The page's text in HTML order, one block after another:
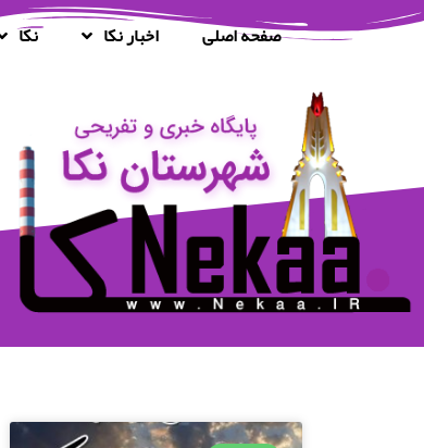
صفحه اصلی اخبار نکا نکا